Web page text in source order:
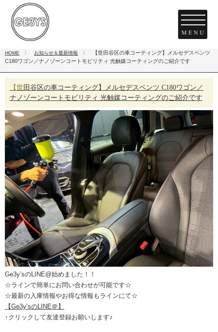
HOME 〉 お知らせ＆最新情報 〉
【世田谷区の車コーティング】メルセデスベンツ
C180ワゴン／ナノゾーンコートモビリティ 光触媒コーティングのご紹介です
【世田谷区の車コーティング】メルセデスベンツ C180ワゴン／
ナノゾーンコートモビリティ 光触媒コーティングのご紹介です
Ge3y’sのLINE@始めました！！
☆ラインで簡単にお問い合わせが可能です☆
☆最新の入庫情報やお得な情報もラインにて☆
【Ge3y’sのLINE＠】
↑クリックして友達登録お願いします♪